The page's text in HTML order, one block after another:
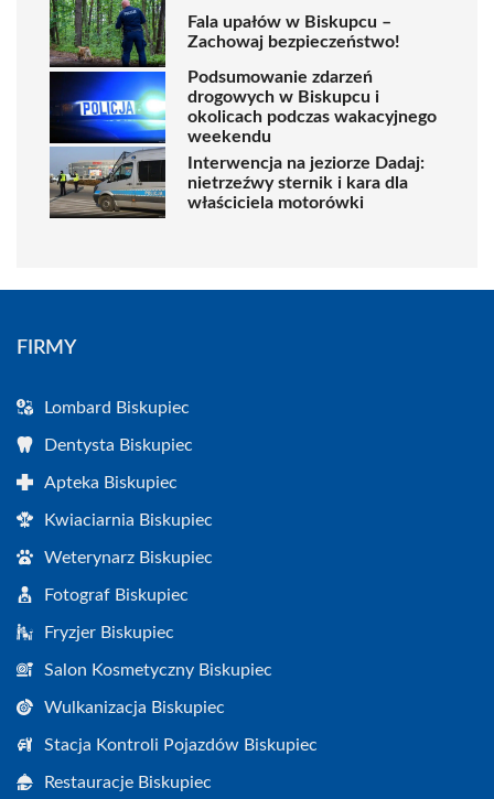
Fala upałów w Biskupcu –
Zachowaj bezpieczeństwo!
Podsumowanie zdarzeń
drogowych w Biskupcu i
okolicach podczas wakacyjnego
weekendu
Interwencja na jeziorze Dadaj:
nietrzeźwy sternik i kara dla
właściciela motorówki
FIRMY
Lombard Biskupiec
Dentysta Biskupiec
Apteka Biskupiec
Kwiaciarnia Biskupiec
Weterynarz Biskupiec
Fotograf Biskupiec
Fryzjer Biskupiec
Salon Kosmetyczny Biskupiec
Wulkanizacja Biskupiec
Stacja Kontroli Pojazdów Biskupiec
Restauracje Biskupiec